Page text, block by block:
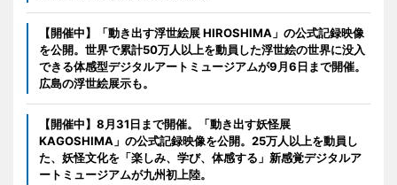
【開催中】「動き出す浮世絵展 HIROSHIMA」の公式記録映像
を公開。世界で累計50万人以上を動員した浮世絵の世界に没入
できる体感型デジタルアートミュージアムが9月6日まで開催。
広島の浮世絵展示も。
【開催中】8月31日まで開催。「動き出す妖怪展
KAGOSHIMA」の公式記録映像を公開。25万人以上を動員し
た、妖怪文化を「楽しみ、学び、体感する」新感覚デジタルア
ートミュージアムが九州初上陸。